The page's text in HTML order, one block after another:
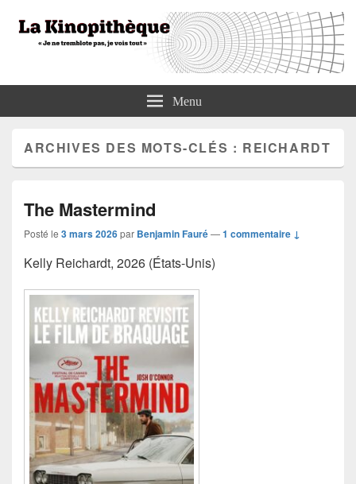
La KinopithèqueMenu
ARCHIVES DES MOTS-CLÉS : REICHARDT
The Mastermind
Posté le 3 mars 2026par Benjamin Fauré—1 commentaire ↓
Kelly Reichardt, 2026 (États-Unis)